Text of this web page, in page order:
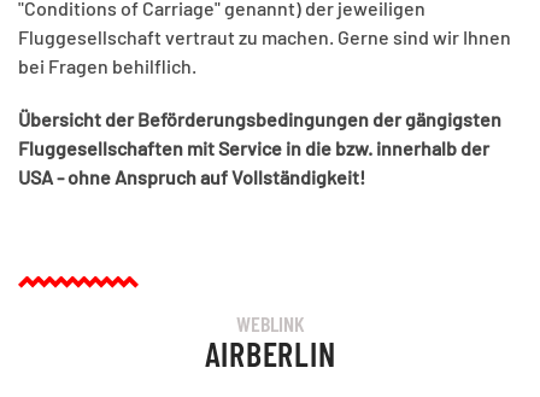
"Conditions of Carriage" genannt) der jeweiligen
Fluggesellschaft vertraut zu machen. Gerne sind wir Ihnen
bei Fragen behilflich.
Übersicht der Beförderungsbedingungen der gängigsten
Fluggesellschaften mit Service in die bzw. innerhalb der
USA - ohne Anspruch auf Vollständigkeit!
WEBLINK
AIRBERLIN